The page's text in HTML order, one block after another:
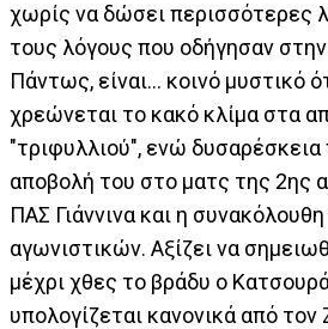
χωρίς να δώσει περισσότερες
τους λόγους που οδήγησαν
Πάντως, είναι... κοινό μυστικό
χρεώνεται το κακό κλίμα στα
"τριφυλλιού", ενώ
αποβολή του στο ματς της 2ης
ΠΑΣ Γιάννινα και η
αγωνιστικών. Αξίζει να
μέχρι χθες το βράδυ ο
υπολογίζεται κανονικά από